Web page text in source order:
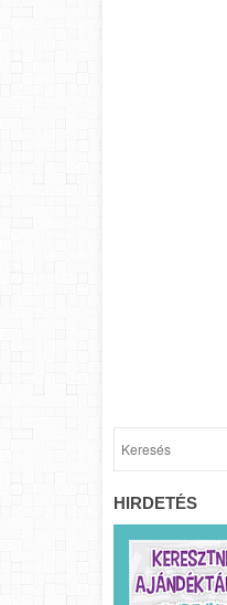
HIRDETÉS